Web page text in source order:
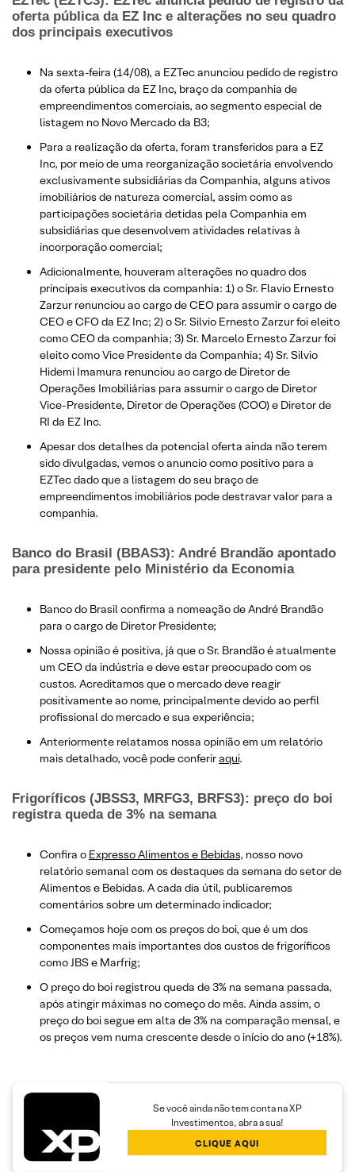
oferta pública da EZ Inc e alterações no seu quadro
dos principais executivos
Na sexta-feira (14/08), a EZTec anunciou pedido de registro
da oferta pública da EZ Inc, braço da companhia de
empreendimentos comerciais, ao segmento especial de
listagem no Novo Mercado da B3;
Para a realização da oferta, foram transferidos para a EZ
Inc, por meio de uma reorganização societária envolvendo
exclusivamente subsidiárias da Companhia, alguns ativos
imobiliários de natureza comercial, assim como as
participações societária detidas pela Companhia em
subsidiárias que desenvolvem atividades relativas à
incorporação comercial;
Adicionalmente, houveram alterações no quadro dos
principais executivos da companhia: 1) o Sr. Flavio Ernesto
Zarzur renunciou ao cargo de CEO para assumir o cargo de
CEO e CFO da EZ Inc; 2) o Sr. Silvio Ernesto Zarzur foi eleito
como CEO da companhia; 3) Sr. Marcelo Ernesto Zarzur foi
eleito como Vice Presidente da Companhia; 4) Sr. Silvio
Hidemi Imamura renunciou ao cargo de Diretor de
Operações Imobiliárias para assumir o cargo de Diretor
Vice-Presidente, Diretor de Operações (COO) e Diretor de
RI da EZ Inc.
Apesar dos detalhes da potencial oferta ainda não terem
sido divulgadas, vemos o anuncio como positivo para a
EZTec dado que a listagem do seu braço de
empreendimentos imobiliários pode destravar valor para a
companhia.
Banco do Brasil (BBAS3): André Brandão apontado
para presidente pelo Ministério da Economia
Banco do Brasil confirma a nomeação de André Brandão
para o cargo de Diretor Presidente;
Nossa opinião é positiva, já que o Sr. Brandão é atualmente
um CEO da indústria e deve estar preocupado com os
custos. Acreditamos que o mercado deve reagir
positivamente ao nome, principalmente devido ao perfil
profissional do mercado e sua experiência;
Anteriormente relatamos nossa opinião em um relatório
mais detalhado, você pode conferiraqui.
Frigoríficos (JBSS3, MRFG3, BRFS3): preço do boi
registra queda de 3% na semana
Confira o Expresso Alimentos e Bebidas, nosso novo
relatório semanal com os destaques da semana do setor de
Alimentos e Bebidas. A cada dia útil, publicaremos
comentários sobre um determinado indicador;
Começamos hoje com os preços do boi, que é um dos
componentes mais importantes dos custos de frigoríficos
como JBS e Marfrig;
O preço do boi registrou queda de 3% na semana passada,
após atingir máximas no começo do mês. Ainda assim, o
preço do boi segue em alta de 3% na comparação mensal, e
os preços vem numa crescente desde o início do ano (+18%).
Se você ainda não tem conta na XP
Investimentos, abra a sua!
CLIQUE AQUI